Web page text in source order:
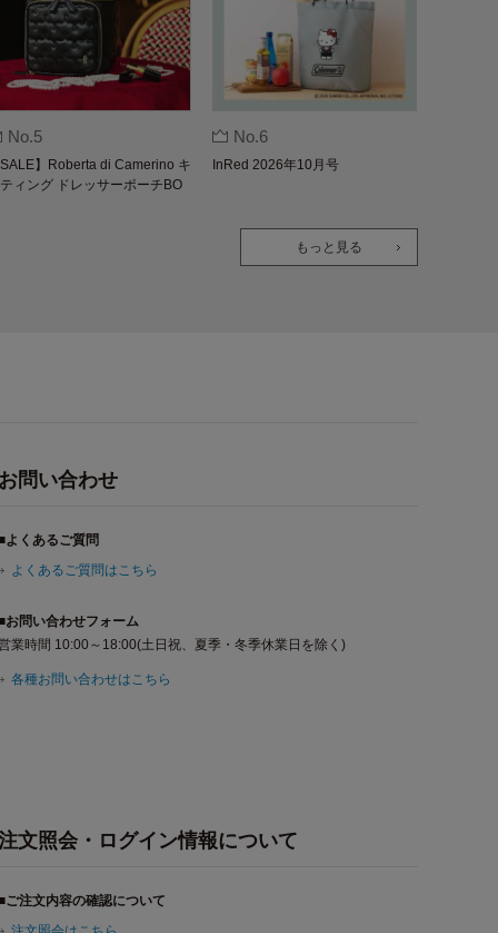
No.5
】Roberta di Camerino キ
ィング ドレッサーポーチBO
No.6
InRed 2026年10月号
もっと見る
問い合わせ
よくあるご質問
よくあるご質問はこちら
お問い合わせフォーム
業時間 10:00～18:00(土日祝、夏季・冬季休業日を除く)
各種お問い合わせはこちら
文照会・ログイン情報について
ご注文内容の確認について